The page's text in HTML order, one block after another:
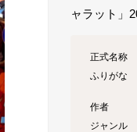
ャラット」
正式名称
ふりがな
作者
ジャンル